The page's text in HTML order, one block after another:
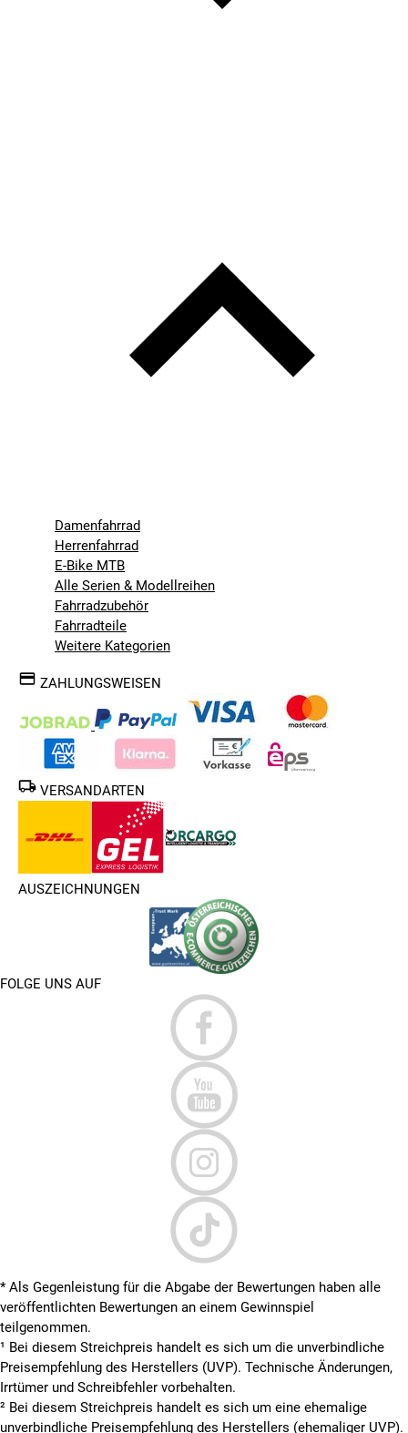
Damenfahrrad
Herrenfahrrad
E-Bike MTB
Alle Serien & Modellreihen
Fahrradzubehör
Fahrradteile
Weitere Kategorien
ZAHLUNGSWEISEN
VERSANDARTEN
AUSZEICHNUNGEN
FOLGE UNS AUF
* Als Gegenleistung für die Abgabe der Bewertungen haben alle
veröffentlichten Bewertungen an einem Gewinnspiel
teilgenommen.
¹ Bei diesem Streichpreis handelt es sich um die unverbindliche
Preisempfehlung des Herstellers (UVP). Technische Änderungen,
Irrtümer und Schreibfehler vorbehalten.
² Bei diesem Streichpreis handelt es sich um eine ehemalige
unverbindliche Preisempfehlung des Herstellers (ehemaliger UVP).